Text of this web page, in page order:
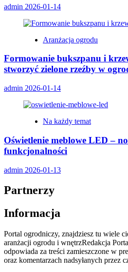
admin 2026-01-14
Aranżacja ogrodu
Formowanie bukszpanu i
stworzyć zielone rzeźby w
admin 2026-01-14
Na każdy temat
Oświetlenie meblowe LED –
funkcjonalności
admin 2026-01-13
Partnerzy
Informacja
Portal ogrodniczy, znajdziesz tu wiele
aranżacji ogrodu i wnętrzRedakcja
odpowiada za treści zamieszczone w
oraz komentarzach nadsyłanych przez